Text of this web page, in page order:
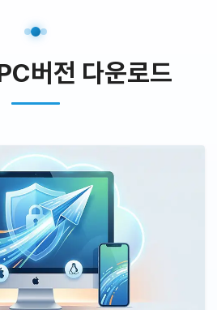
버전 다운로드